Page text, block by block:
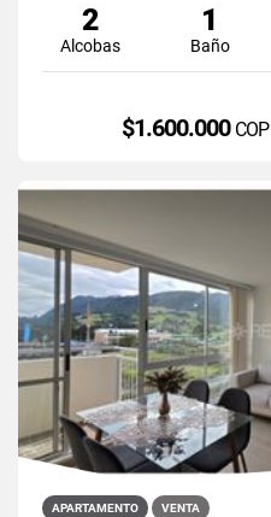
2
Alcobas
1
Baño
$1.600.000 COP
APARTAMENTO VENTA